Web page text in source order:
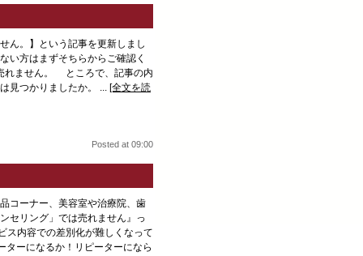
ん。】という記事を更新しまし
い方はまずそちらからご確認く
れません。 ところで、記事の内
見つかりましたか。 ... [全文を読
Posted at 09:00
コーナー、美容室や治療院、歯
セリング」では売れません』っ
内容での差別化が難しくなって
ターになるか！リピーターになら